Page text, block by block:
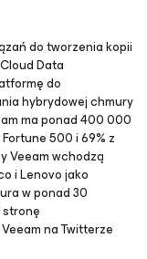
do tworzenia kopii
Data
do
hybrydowej chmury
ma ponad 400 000
500 i 69% z
Veeam wchodzą
i Lenovo jako
w ponad 30
na Twitterze